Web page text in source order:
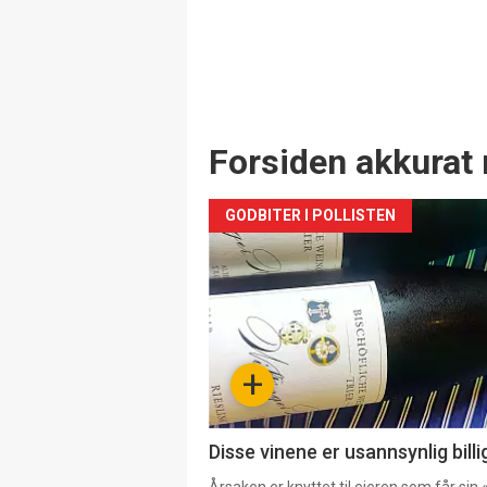
Forsiden akkurat
+
GODBITER I POLLISTEN
Disse vinene er usannsynlig